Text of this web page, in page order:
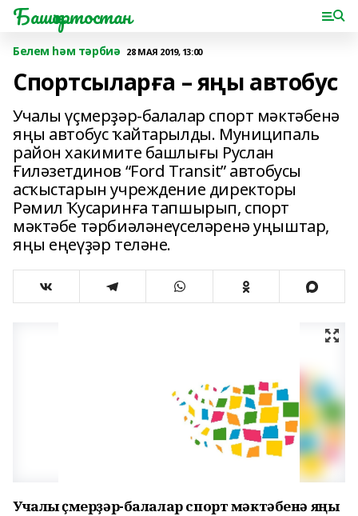
Башҡортостан
Белем һәм тәрбиә 28 МАЯ 2019, 13:00
Спортсыларға – яңы автобус
Учалы үҫмерҙәр-балалар спорт мәктәбенә
яңы автобус ҡайтарылды. Муниципаль
район хакимите башлығы Руслан
Ғиләзетдинов “Ford Transit” автобусы
асҡыстарын учреждение директоры
Рәмил Ҡусаринға тапшырып, спорт
мәктәбе тәрбиәләнеүселәренә уңыштар,
яңы еңеүҙәр теләне.
Учалы үҫмерҙәр-балалар спорт мәктәбенә яңы